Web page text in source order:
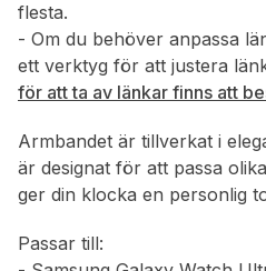
flesta.
- Om du behöver anpassa
ett verktyg för att justera
för att ta av länkar finns att
Armbandet är tillverkat i
är designat för att passa
ger din klocka en personlig
Passar till: